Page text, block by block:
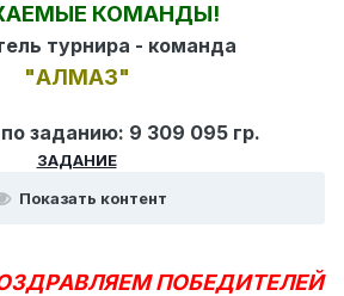
КОМАНДЫ!
турнира - команда
"АЛМАЗ"
заданию: 9 309 095 гр.
ЗАДАНИЕ
Показать контент
ПОБЕДИТЕЛЕЙ